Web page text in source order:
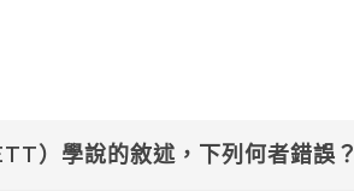
）學說的敘述，下列何者錯誤？